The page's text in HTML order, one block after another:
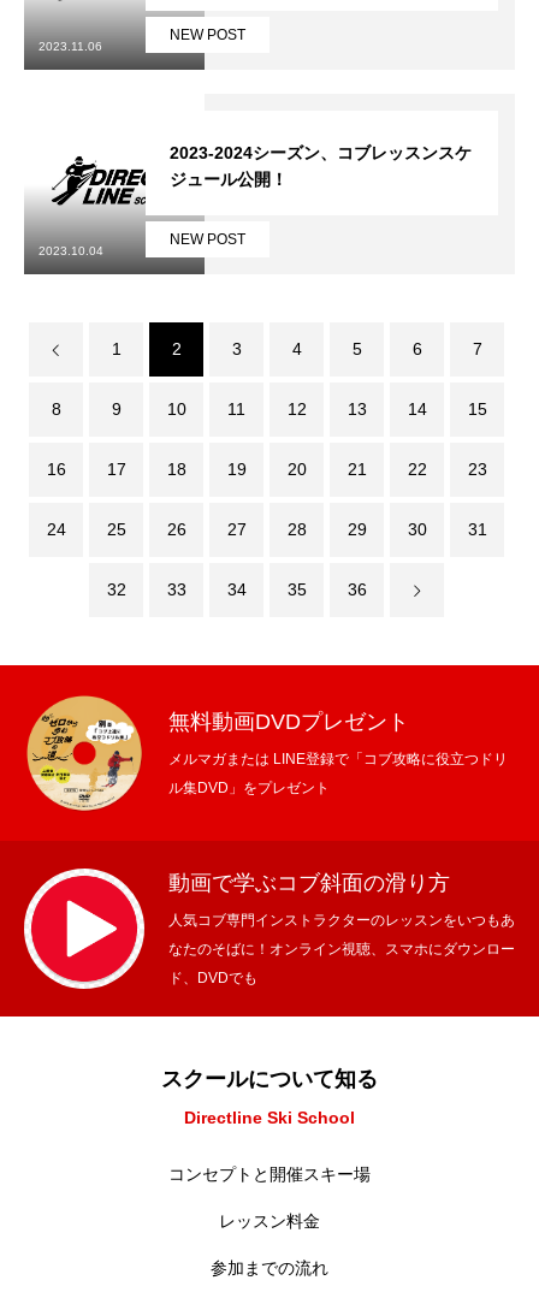
常時メルマガ
お問合せ 特定商取引法に基づく表記 プライバシーポリシー
NEW POST
2023.11.06
NEW POST
2023-2024シーズン、コブレッスンスケ
ジュール公開！
2023.10.04
1 2 3 4 5 6 7
8 9 10 11 12 13 14 15
16 17 18 19 20 21 22 23
24 25 26 27 28 29 30 31
32 33 34 35 36
無料動画DVDプレゼント
メルマガまたは LINE登録で「コブ攻略に役立つドリ
ル集DVD」をプレゼント
動画で学ぶコブ斜面の滑り方
人気コブ専門インストラクターのレッスンをいつもあ
なたのそばに！オンライン視聴、スマホにダウンロー
ド、DVDでも
スクールについて知る
Directline Ski School
コンセプトと開催スキー場
レッスン料金
参加までの流れ